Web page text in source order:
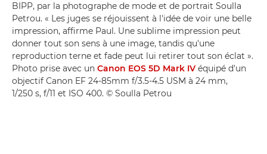
BIPP, par la photographe de mode et de portrait Soulla
Petrou. « Les juges se réjouissent à l'idée de voir une belle
impression, affirme Paul. Une sublime impression peut
donner tout son sens à une image, tandis qu'une
reproduction terne et fade peut lui retirer tout son éclat ».
Photo prise avec un Canon EOS 5D Mark IV équipé d'un
objectif Canon EF 24-85mm f/3.5-4.5 USM à 24 mm,
1/250 s, f/11 et ISO 400. © Soulla Petrou